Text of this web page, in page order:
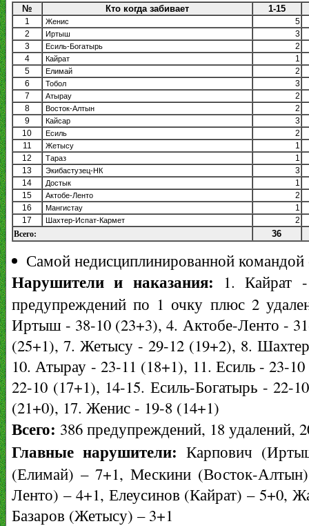
№ Кто когда забивает 1-15
1 Женис
5
2
Иртыш
3
3
Есиль-Богатырь
2
4
Кайрат
1
5
Елимай
2
6
Тобол
3
7
Атырау
2
8
Восток-Алтын
2
9
Кайсар
3
10
Есиль
2
11
Жетысу
1
12
Тараз
1
13
Экибастузец-НК
3
14
Достык
1
15
Актобе-Ленто
2
16
Мангистау
1
17
Шахтер-Испат-Кармет 2
Всего: 36
Самой недисциплинированной
Нарушители и наказания: 1. Кайрат
предупреждений по 1 очку плюс 2
Иртыш - 38-10 (23+3), 4. Актобе-Ленто -
(25+1), 7. Жетысу - 29-12 (19+2), 8.
10. Атырау - 23-11 (18+1), 11. Есиль - 23-
22-10 (17+1), 14-15. Есиль-Богатырь - 22-
(21+0), 17. Женис - 19-8 (14+1)
Всего: 386 предупреждений, 18 удалений,
Главные нарушители: Карпович
(Елимай) – 7+1, Мескини (Восток-
Ленто) – 4+1, Елеусинов (Кайрат) – 5+0,
Базаров (Жетысу) – 3+1